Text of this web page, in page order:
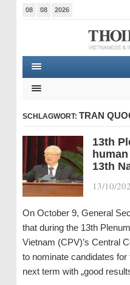
08 08 2026
SCHLAGWORT: TRAN
13th
13th
13/10/
On October 9, General
that during the 13th
Vietnam (CPV)’s Central
to nominate candidates
next term with „good